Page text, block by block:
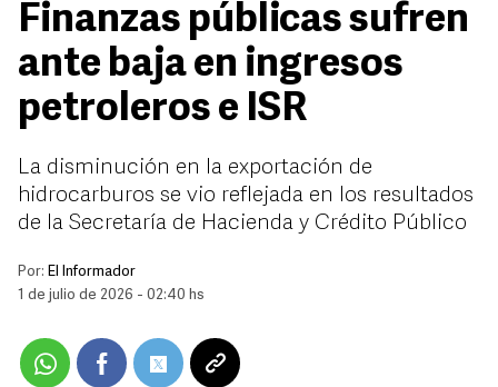
Finanzas públicas sufren
ante baja en ingresos
petroleros e ISR
La disminución en la exportación de
hidrocarburos se vio reflejada en los resultados
de la Secretaría de Hacienda y Crédito Público
Por: El Informador
1 de julio de 2026 - 02:40 hs